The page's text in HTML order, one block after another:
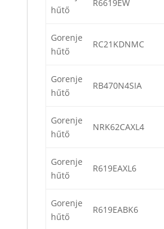
hűtő
R6619EW
Gorenje
hűtő
RC21KDNMC
Gorenje
hűtő
RB470N4SIA
Gorenje
hűtő
NRK62CAXL4
Gorenje
hűtő
R619EAXL6
Gorenje
hűtő
R619EABK6